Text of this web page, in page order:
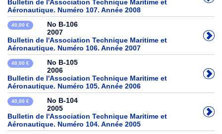
Bulletin de l'Association Technique Maritime et
Aéronautique. Numéro 107. Année 2008
40,00 €
No B-106
2007
Bulletin de l'Association Technique Maritime et
Aéronautique. Numéro 106. Année 2007
40,00 €
No B-105
2006
Bulletin de l'Association Technique Maritime et
Aéronautique. Numéro 105. Année 2006
40,00 €
No B-104
2005
Bulletin de l'Association Technique Maritime et
Aéronautique. Numéro 104. Année 2005